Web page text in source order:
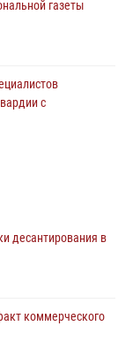
газеты
с
ВСУ на южном
почтили
десантирования в
коммерческого